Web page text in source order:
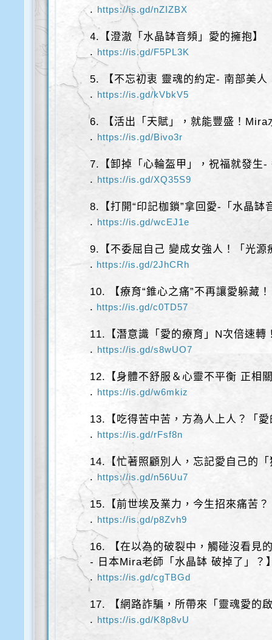
. https://is.gd/nZIZBX
4.【澄澈「水晶缽音頻」愛的擁抱】
. https://is.gd/F5PL3K
5. 【不忘初衷 靈魂的約定- 南部美人
. https://is.gd/kVbkV5
6. 【活出「天賦」，就能豐盛！Mira
. https://is.gd/Bivo3r
7.【卸掉「心輪盔甲」，祝福就發生-
. https://is.gd/XQ35S9
8.【打開“印記枷鎖”拿回愛-「水晶缽
. https://is.gd/wcEJ1e
9.【不委屈自己 變成女強人！「光源
. https://is.gd/2JhCRh
10. 【療育“錐心之痛”不再讓愛躲藏
. https://is.gd/c0TD57
11.【潛意識「愛的療育」N次倍速轉
. https://is.gd/s8wUO7
12.【身體不舒服＆心靈不平衡 正相
. https://is.gd/w6mkiz
13.【吃得苦中苦，方為人上人？「
. https://is.gd/rFsf8n
14.【忙著照顧別人，忘記愛自己的
. https://is.gd/n56Uu7
15.【前世埃及業力，今生招來痛苦
. https://is.gd/p8Zvh9
16. 【在以為的破裂中，觸碰沒看見
- 日本Mira老師「水晶缽 破掉了」？
. https://is.gd/cgTBGd
17. 【網路詐騙，所帶來「靈魂愛的
. https://is.gd/K8p8vU